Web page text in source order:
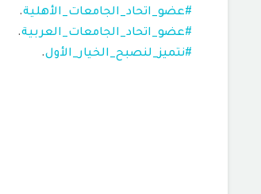
#عضو_اتحاد_الجامعات_الأهلية.
#عضو_اتحاد_الجامعات_العربية.
#نتميز_لنصبح_الخيار_الأول.